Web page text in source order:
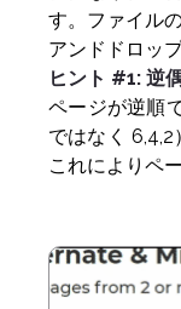
す。ファイル
アンドドロッ
ヒント #1: 逆
ページが逆順
ではなく 6,4,2
これによりペ